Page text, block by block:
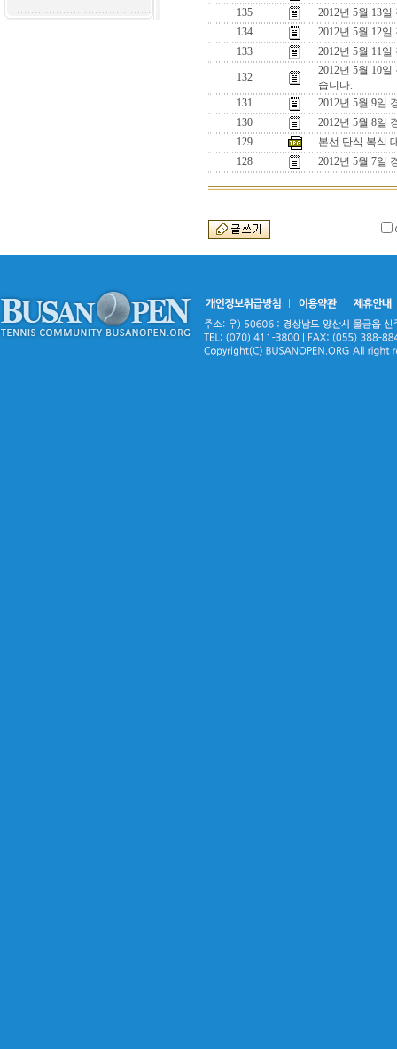
135
2012년 5월 13
134
2012년 5월 12
133
2012년 5월 11
132
2012년 5월 10
습니다.
131
2012년 5월 9일
130
2012년 5월 8일
129
본선 단식 복식
128
2012년 5월 7일